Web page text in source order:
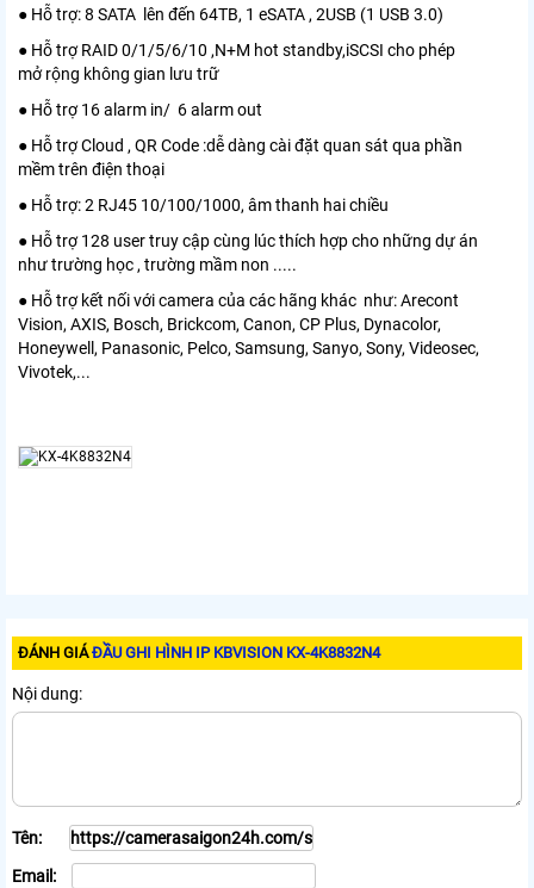
● Hỗ trợ: 8 SATA lên đến 64TB, 1 eSATA , 2USB (1 USB 3.0)
● Hỗ trợ RAID 0/1/5/6/10 ,N+M hot standby,iSCSI cho phép
mở rộng không gian lưu trữ
● Hỗ trợ 16 alarm in/ 6 alarm out
● Hỗ trợ Cloud , QR Code :dễ dàng cài đặt quan sát qua phần
mềm trên điện thoại
● Hỗ trợ: 2 RJ45 10/100/1000, âm thanh hai chiều
● Hỗ trợ 128 user truy cập cùng lúc thích hợp cho những dự án
như trường học , trường mầm non .....
● Hỗ trợ kết nối với camera của các hãng khác như: Arecont
Vision, AXIS, Bosch, Brickcom, Canon, CP Plus, Dynacolor,
Honeywell, Panasonic, Pelco, Samsung, Sanyo, Sony, Videosec,
Vivotek,...
ĐÁNH GIÁĐẦU GHI HÌNH IP KBVISION KX-4K8832N4
Nội dung:
Tên:
Email: